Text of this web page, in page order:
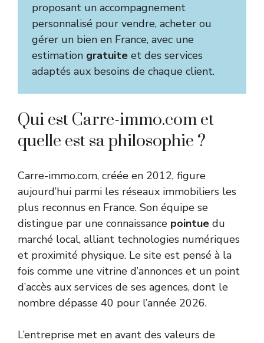
proposant un accompagnement
personnalisé pour vendre, acheter ou
gérer un bien en France, avec une
estimation gratuite et des services
adaptés aux besoins de chaque client.
Qui est Carre-immo.com et
quelle est sa philosophie ?
Carre-immo.com, créée en 2012, figure
aujourd’hui parmi les réseaux immobiliers les
plus reconnus en France. Son équipe se
distingue par une connaissance pointue du
marché local, alliant technologies numériques
et proximité physique. Le site est pensé à la
fois comme une vitrine d’annonces et un point
d’accès aux services de ses agences, dont le
nombre dépasse 40 pour l’année 2026.
L’entreprise met en avant des valeurs de